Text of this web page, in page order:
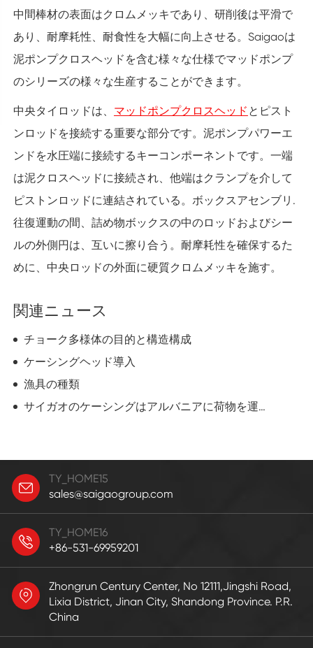
中間棒材の表面はクロムメッキであり、研削後は平滑で
あり、耐摩耗性、耐食性を大幅に向上させる。Saigaoは
泥ポンプクロスヘッドを含む様々な仕様でマッドポンプ
のシリーズの様々な生産することができます。
中央タイロッドは、 マッドポンプクロスヘッド とピスト
ンロッドを接続する重要な部分です。泥ポンプパワーエ
ンドを水圧端に接続するキーコンポーネントです。一端
は泥クロスヘッドに接続され、他端はクランプを介して
ピストンロッドに連結されている。ボックスアセンブリ.
往復運動の間、詰め物ボックスの中のロッドおよびシー
ルの外側円は、互いに擦り合う。耐摩耗性を確保するた
めに、中央ロッドの外面に硬質クロムメッキを施す。
関連ニュース
チョーク多様体の目的と構造構成
ケーシングヘッド導入
漁具の種類
サイガオのケーシングはアルバニアに荷物を運び渡した
TY_HOME15
sales@saigaogroup.com
TY_HOME16
+86-531-69959201
Zhongrun Century Center, No 12111,Jingshi Road,
Lixia District, Jinan City, Shandong Province. P.R.
China